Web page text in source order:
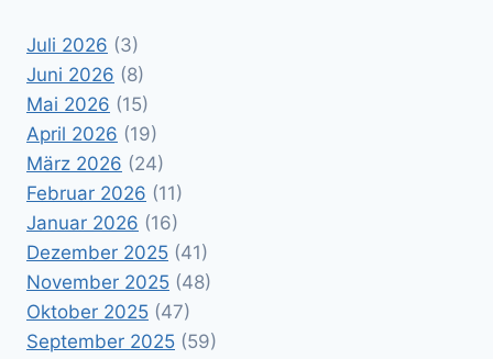
Juli 2026 (3)
Juni 2026 (8)
Mai 2026 (15)
April 2026 (19)
März 2026 (24)
Februar 2026 (11)
Januar 2026 (16)
Dezember 2025 (41)
November 2025 (48)
Oktober 2025 (47)
September 2025 (59)